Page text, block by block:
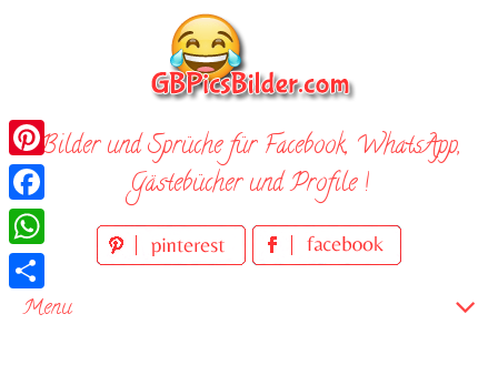
Bilder und Sprüche für Facebook, WhatsApp,
Gästebücher und Profile !
Menu
Pinterest
Facebook
WhatsApp
Teilen